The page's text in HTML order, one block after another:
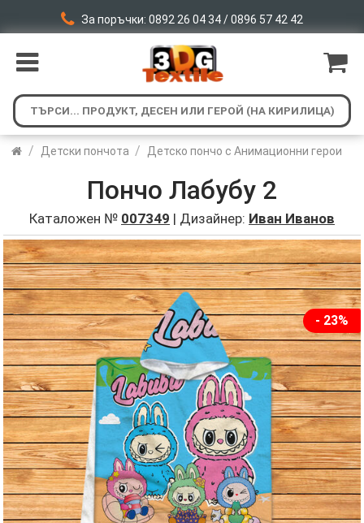
За поръчки: 0892 26 04 34 / 0896 57 42 42
/ Детски пончота / Детско пончо с Анимационни герои
Пончо Лабубу 2
Каталожен № 007349 | Дизайнер: Иван Иванов
- 23%